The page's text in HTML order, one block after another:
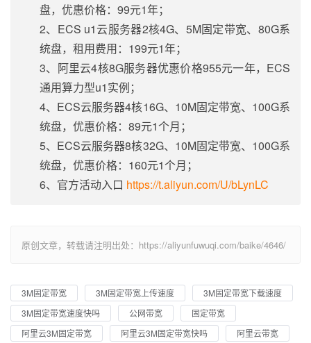
盘，优惠价格：99元1年；
2、ECS u1云服务器2核4G、5M固定带宽、80G系
统盘，租用费用：199元1年；
3、阿里云4核8G服务器优惠价格955元一年，ECS
通用算力型u1实例；
4、ECS云服务器4核16G、10M固定带宽、100G系
统盘，优惠价格：89元1个月；
5、ECS云服务器8核32G、10M固定带宽、100G系
统盘，优惠价格：160元1个月；
6、官方活动入口 https://t.aliyun.com/U/bLynLC
原创文章，转载请注明出处：https://aliyunfuwuqi.com/baike/4646/
3M固定带宽 3M固定带宽上传速度
3M固定带宽下载速度
3M固定带宽速度快吗
公网带宽
固定带宽
阿里云3M固定带宽
阿里云3M固定带宽快吗
阿里云带宽